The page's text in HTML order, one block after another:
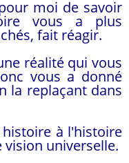
moi de savoir
vous a plus
fait réagir.
réalité qui vous
vous a donné
la replaçant dans
à l'histoire
universelle.